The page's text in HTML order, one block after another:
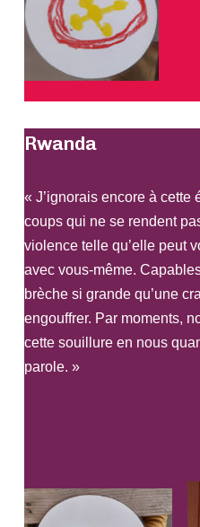
Rwanda
« J’ignorais encore à cette
coups qui ne se rendent
violence telle qu’elle peut
avec vous-même.
brèche si grande qu’une
engouffrer. Par moments,
cette souillure en nous
parole. »